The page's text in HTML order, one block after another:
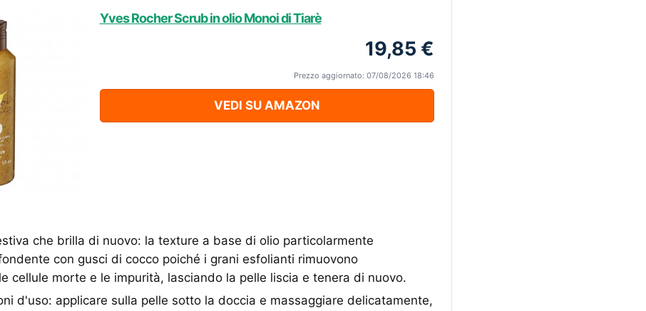
Yves Rocher Scrub in olio Monoi di Tiarè
19,85 €
Prezzo aggiornato: 07/08/2026 18:46
VEDI SU AMAZON
che brilla di nuovo: la texture a base di olio particolarmente
con gusci di cocco poiché i grani esfolianti rimuovono
cellule morte e le impurità, lasciando la pelle liscia e tenera di nuovo.
d'uso: applicare sulla pelle sotto la doccia e massaggiare delicatamente,